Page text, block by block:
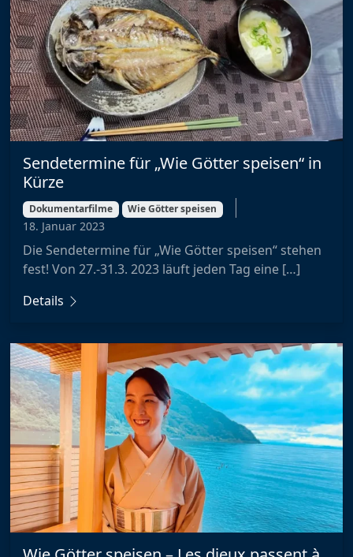
Sendetermine für „Wie Götter speisen“ in
Kürze
Dokumentarfilme Wie Götter speisen
18. Januar 2023
Die Sendetermine für „Wie Götter speisen“ stehen
fest! Von 27.-31.3. 2023 läuft jeden Tag eine […]
Details